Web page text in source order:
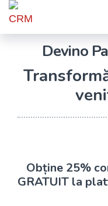
Devino
Obține 25%
GRATUIT la